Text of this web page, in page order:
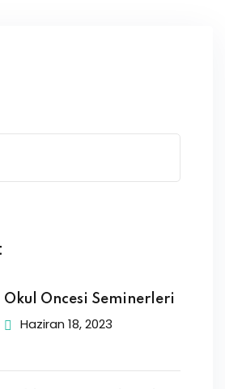
Okul Öncesi Seminerleri
Haziran 18, 2023